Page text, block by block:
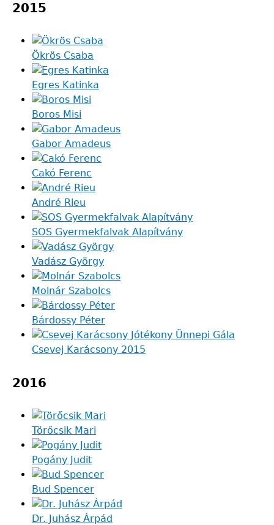
2015
Ökrös Csaba
Egres Katinka
Boros Misi
Gabor Amadeus
Cakó Ferenc
André Rieu
SOS Gyermekfalvak Alapítvány
Vadász György
Molnár Szabolcs
Bárdossy Péter
Csevej Karácsony 2015
2016
Törőcsik Mari
Pogány Judit
Bud Spencer
Dr. Juhász Árpád